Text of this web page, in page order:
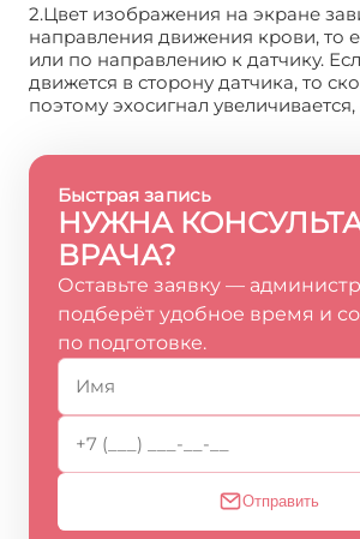
2.Цвет изображения на экране
направления движения крови, то
или по направлению к датчику.
движется в сторону датчика, то
поэтому эхосигнал
Быстрая запись
НУЖНА
ВРАЧА?
Оставьте заявку —
подберёт удобное время и
по подготовке.
Отправить